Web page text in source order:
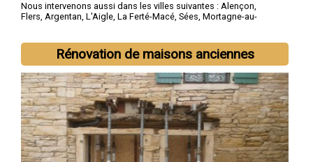
Nous intervenons aussi dans les villes suivantes : Alençon,
Flers, Argentan, L'Aigle, La Ferté-Macé, Sées, Mortagne-au-
Rénovation de maisons anciennes